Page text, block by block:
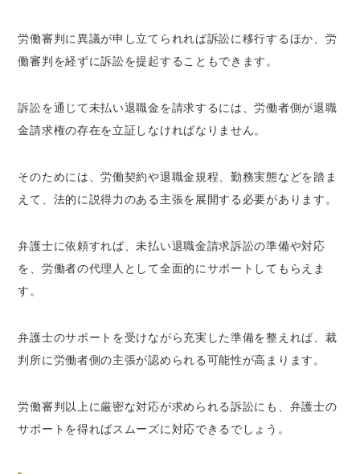
労働審判に異議が申し立てられれば訴訟に移行するほか、労
働審判を経ずに訴訟を提起することもできます。
訴訟を通じて未払い退職金を請求するには、労働者側が退職
金請求権の存在を立証しなければなりません。
そのためには、労働契約や退職金規程、勤務実態などを踏ま
えて、法的に説得力のある主張を展開する必要があります。
弁護士に依頼すれば、未払い退職金請求訴訟の準備や対応
を、労働者の代理人として全面的にサポートしてもらえま
す。
弁護士のサポートを受けながら充実した準備を整えれば、裁
判所に労働者側の主張が認められる可能性が高まります。
労働審判以上に厳密な対応が求められる訴訟にも、弁護士の
サポートを得ればスムーズに対応できるでしょう。